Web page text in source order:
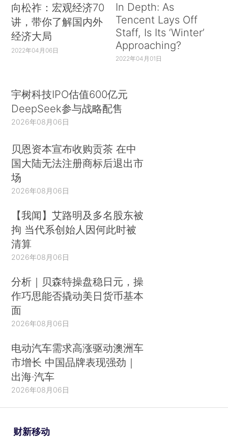
向松祚：宏观经济70
讲，带你了解国内外
经济大局
2022年04月06日
In Depth: As
Tencent Lays Off
Staff, Is Its ‘Winter’
Approaching?
2022年04月01日
宇树科技IPO估值600亿元
DeepSeek参与战略配售
2026年08月06日
贝恩资本宣布收购贡茶 在中
国大陆无法注册商标后退出市
场
2026年08月06日
【我闻】艾路明及多名股东被
拘 当代系创始人因何此时被
清算
2026年08月06日
分析｜贝森特操盘稳日元，操
作巧思能否撬动美日货币基本
面
2026年08月06日
电动汽车需求高涨驱动澳洲车
市增长 中国品牌表现强劲｜
出海·汽车
2026年08月06日
财新移动